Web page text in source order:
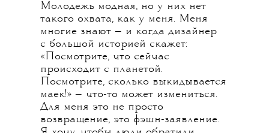
Молодежь модная, но у них нет
такого охвата, как у меня. Меня
многие знают — и когда дизайнер
с большой историей скажет:
«Посмотрите, что сейчас
происходит с планетой.
Посмотрите, сколько выкидывается
маек!» — что-то может измениться.
Для меня это не просто
возвращение, это фэшн-заявление.